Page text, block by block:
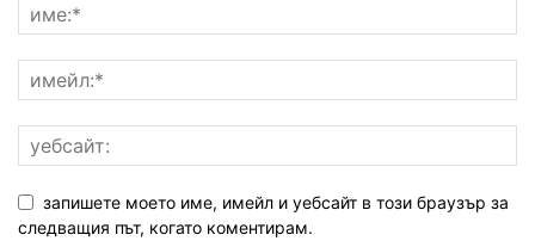
запишете моето име, имейл и уебсайт в този браузър за
следващия път, когато коментирам.